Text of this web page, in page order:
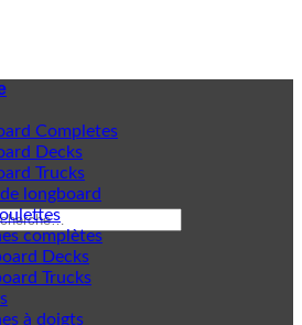
Completes
Decks
Trucks
de longboard
complètes
Decks
Trucks
à doigts